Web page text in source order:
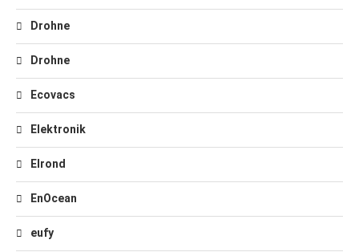
Drohne
Drohne
Ecovacs
Elektronik
Elrond
EnOcean
eufy